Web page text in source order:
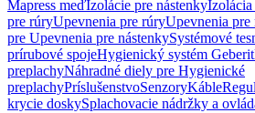
Mapress meďIzolácie pre nástenky
pre rúryUpevnenia pre rúryUpevnenia pre
pre Upevnenia pre nástenkySystémové
prírubové spojeHygienický systém Geberit
preplachyNáhradné diely pre Hygienické
preplachyPríslušenstvoSenzoryKáble
krycie doskySplachovacie nádržky a